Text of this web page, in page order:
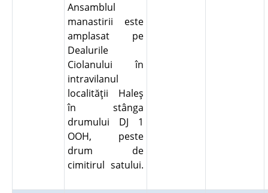
Ansamblul
manastirii este
amplasat pe
Dealurile
Ciolanului în
intravilanul
localităţii Haleş
în stânga
drumului DJ 1
OOH, peste
drum de
cimitirul satului.